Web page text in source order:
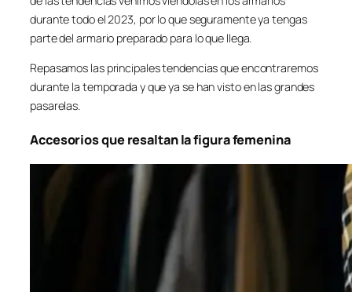
durante todo el 2023, por lo que seguramente ya tengas
parte del armario preparado para lo que llega.
Repasamos las principales tendencias que encontraremos
durante la temporada y que ya se han visto en las grandes
pasarelas.
Accesorios que resaltan la figura femenina